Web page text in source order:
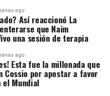
ago
Así reaccionó La
que Naim
una sesión de terapia
ago
Esta fue la millonada que
Cossio por apostar a favor
el Mundial